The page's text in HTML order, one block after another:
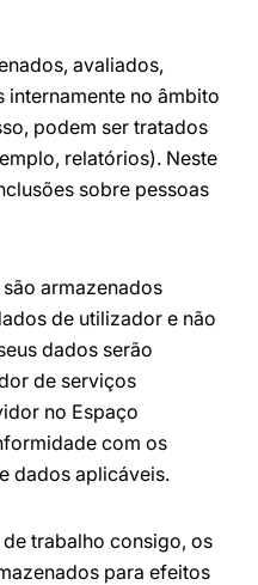
avaliados,
no âmbito
podem ser tratados
relatórios). Neste
sobre pessoas
armazenados
de utilizador e não
dados serão
de serviços
no Espaço
com os
dados aplicáveis.
trabalho consigo, os
para efeitos